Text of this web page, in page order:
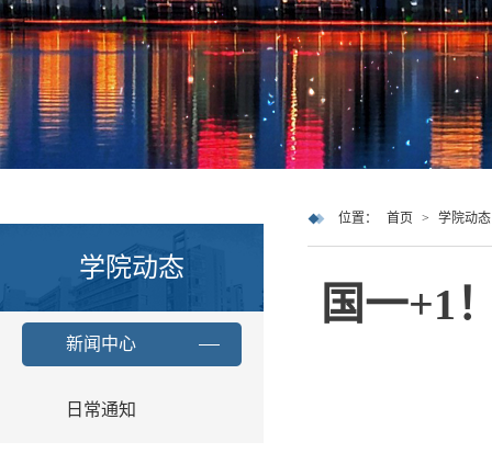
学院动态
新闻中心
日常通知
位置： 首页 > 学院动态
国一+1